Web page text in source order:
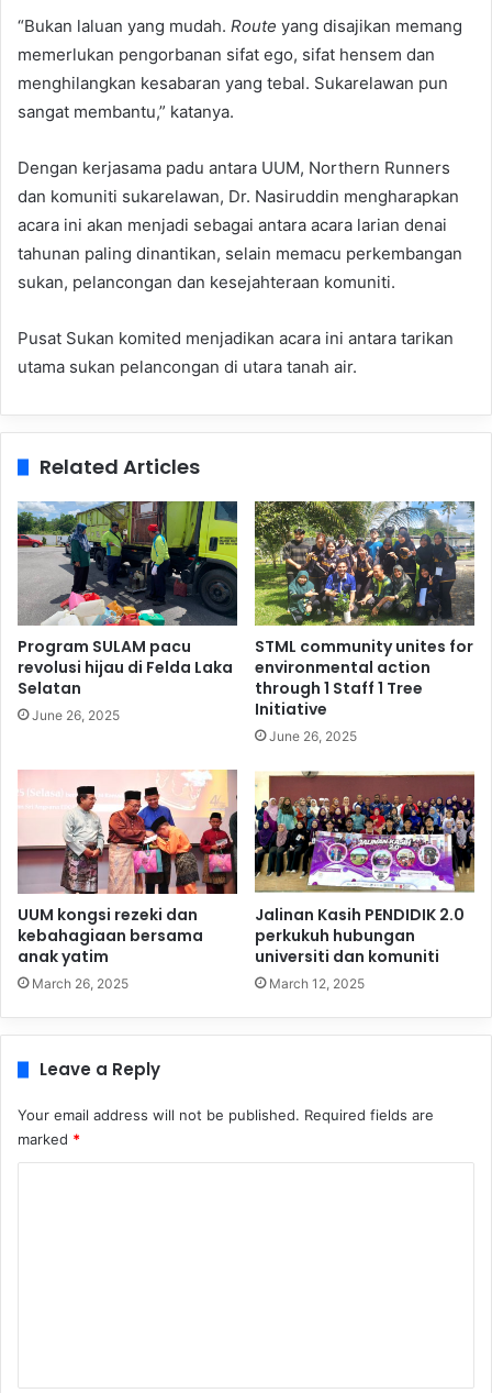
“Bukan laluan yang mudah. Route yang disajikan memang
memerlukan pengorbanan sifat ego, sifat hensem dan
menghilangkan kesabaran yang tebal. Sukarelawan pun
sangat membantu,” katanya.
Dengan kerjasama padu antara UUM, Northern Runners
dan komuniti sukarelawan, Dr. Nasiruddin mengharapkan
acara ini akan menjadi sebagai antara acara larian denai
tahunan paling dinantikan, selain memacu perkembangan
sukan, pelancongan dan kesejahteraan komuniti.
Pusat Sukan komited menjadikan acara ini antara tarikan
utama sukan pelancongan di utara tanah air.
Related Articles
Program SULAM pacu
revolusi hijau di Felda Laka
Selatan
June 26, 2025
STML community unites for
environmental action
through 1 Staff 1 Tree
Initiative
June 26, 2025
UUM kongsi rezeki dan
kebahagiaan bersama
anak yatim
March 26, 2025
Jalinan Kasih PENDIDIK 2.0
perkukuh hubungan
universiti dan komuniti
March 12, 2025
Leave a Reply
Your email address will not be published. Required fields are
marked *